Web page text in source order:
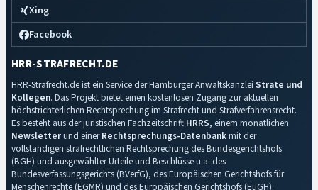
Xing
Facebook
HRR-STRAFRECHT.DE
HRR-Strafrecht.de ist ein Service der Hamburger Anwaltskanzlei Strate und
Kollegen. Das Projekt bietet einen kostenlosen Zugang zur aktuellen
höchstrichterlichen Rechtsprechung im Strafrecht und Strafverfahrensrecht.
Es besteht aus der juristischen Fachzeitschrift HRRS, einem monatlichen
Newsletterund einerRechtsprechungs-Datenbankmit der
vollständigen strafrechtlichen Rechtsprechung des Bundesgerichtshofs
(BGH) und ausgewählter Urteile und Beschlüsse u.a. des
Bundesverfassungsgerichts (BVerfG), des Europäischen Gerichtshofs für
Menschenrechte (EGMR) und des Europäischen Gerichtshofs (EuGH).